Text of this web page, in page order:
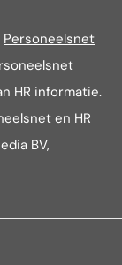
Personeelsnet
HR informatie.
en HR
BV,